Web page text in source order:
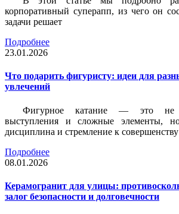
корпоративный суперапп, из чего он
задачи решает
Подробнее
23.01.2026
Что подарить фигуристу: идеи для
увлечений
Фигурное катание — это не
выступления и сложные элементы,
дисциплина и стремление к совершенству
Подробнее
08.01.2026
Керамогранит для улицы:
залог безопасности и долговечности